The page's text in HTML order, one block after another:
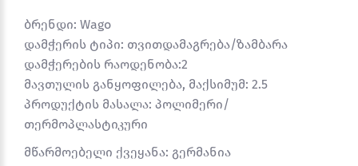
ბრენდი: Wago
დამჭერის ტიპი: თვითდამაგრება/ზამბარა
დამჭერების რაოდენობა:2
მავთულის განყოფილება, მაქსიმუმ: 2.5
პროდუქტის მასალა: პოლიმერი/
თერმოპლასტიკური
მწარმოებელი ქვეყანა: გერმანია